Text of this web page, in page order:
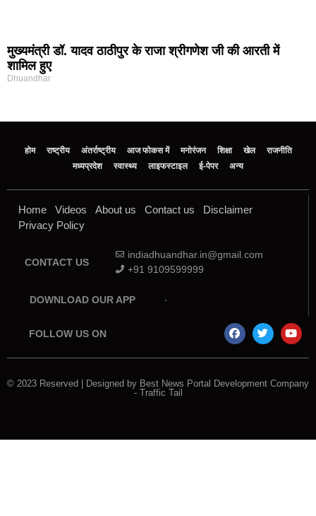
मुख्यमंत्री डॉ. यादव ठाठीपुर के राजा श्रीगणेश जी की आरती में
शामिल हुए
Dhuandhar
होम राष्ट्रीय अंतर्राष्ट्रीय आज फोकस में मनोरंजन शिक्षा खेल
राजनीति
मध्‍यप्रदेश
स्वास्थ्य लाइफस्टाइल ई-पेपर अन्य
Home Videos About us Contact us
Disclaimer
Privacy Policy
CONTACT US
indiadhuandhar.in@gmail.com
+91 9109599999
DOWNLOAD OUR APP
FOLLOW US ON
© 2023 Reserved | Designed by Best News Portal Development Company
- Traffic Tail